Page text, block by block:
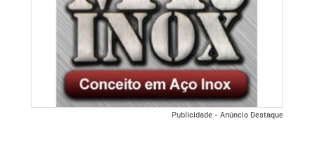
Publicidade - Anúncio Destaque